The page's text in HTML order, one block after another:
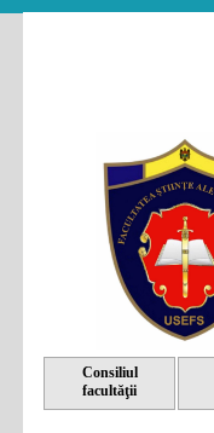
Consiliul
facultăţii